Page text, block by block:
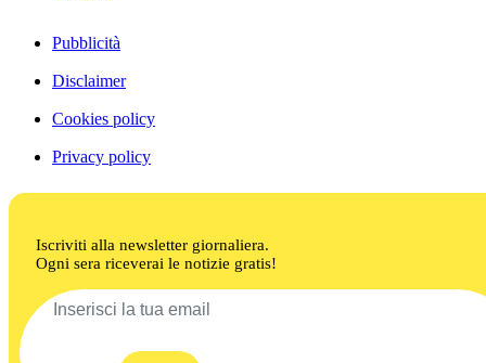
Pubblicità
Disclaimer
Cookies policy
Privacy policy
Iscriviti alla newsletter giornaliera.
Ogni sera riceverai le notizie gratis!